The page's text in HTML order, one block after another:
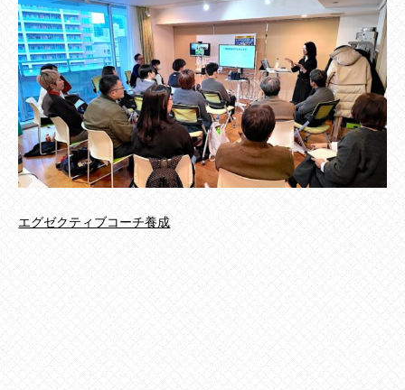
エグゼクティブコーチ養成